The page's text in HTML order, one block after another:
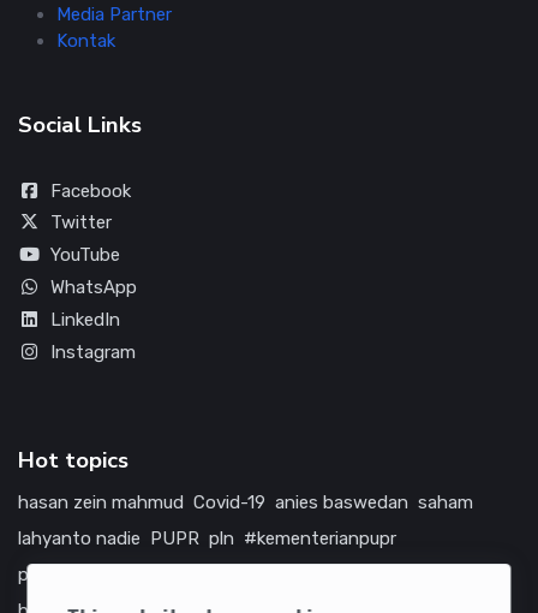
Media Partner
Kontak
Social Links
Facebook
Twitter
YouTube
WhatsApp
LinkedIn
Instagram
Hot topics
hasan zein mahmud Covid-19 anies baswedan saham
lahyanto nadie
PUPR pln #kementerianpupr
prabowo subianto